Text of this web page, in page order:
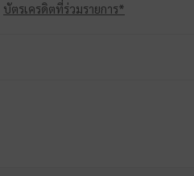
บัตรเครดิตที่ร่วมรายการ*